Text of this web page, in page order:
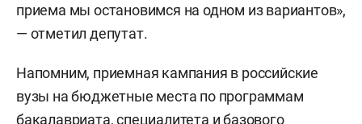
приема мы остановимся на одном из вариантов»,
— отметил депутат.
Напомним, приемная кампания в российские
вузы на бюджетные места по программам
бакалавриата, специалитета и базового